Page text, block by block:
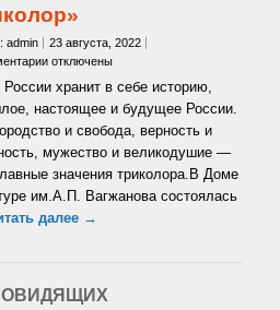
admin
23 августа, 2022
к
«Россия
—
славный
триколор»
отключены
хранит в себе историю,
настоящее и будущее России.
и свобода, верность и
мужество и великодушие —
значения триколора.В Доме
им.А.П. Вагжанова состоялась
далее →